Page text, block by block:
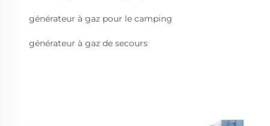
générateur à gaz pour le camping
générateur à gaz de secours